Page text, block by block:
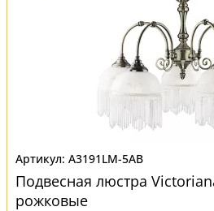
A3191LM-5AB
Подвесная люстра
рожковые